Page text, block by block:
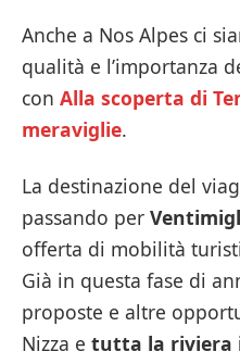
Anche a Nos Alpes ci
qualità e l’importanza
con Alla scoperta di
meraviglie.
La destinazione del
passando per
offerta di mobilità
Già in questa fase di
proposte e altre
Nizza e tutta la riviera